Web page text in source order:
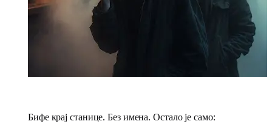
Бифе крај станице. Без имена. Остало је само: